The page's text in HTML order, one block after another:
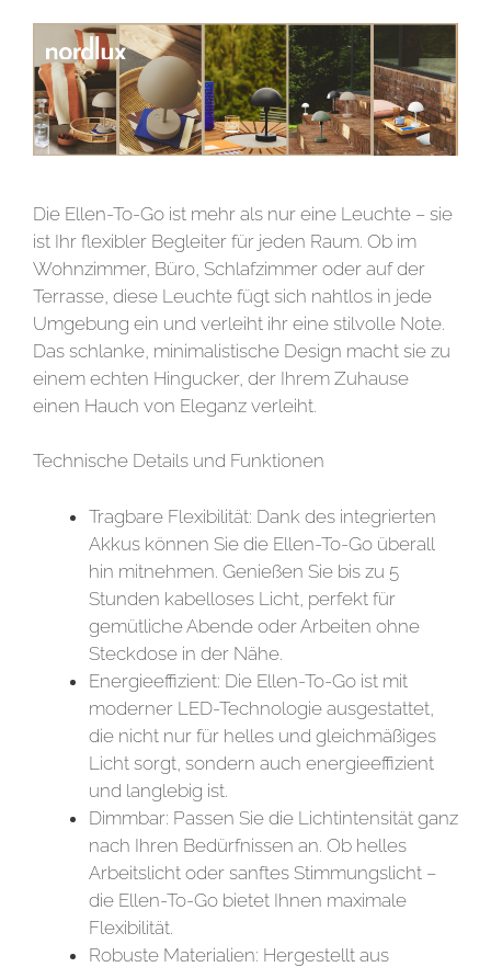
Die Ellen-To-Go ist mehr als nur eine Leuchte – sie
ist Ihr flexibler Begleiter für jeden Raum. Ob im
Wohnzimmer, Büro, Schlafzimmer oder auf der
Terrasse, diese Leuchte fügt sich nahtlos in jede
Umgebung ein und verleiht ihr eine stilvolle Note.
Das schlanke, minimalistische Design macht sie zu
einem echten Hingucker, der Ihrem Zuhause
einen Hauch von Eleganz verleiht.
Technische Details und Funktionen
Tragbare Flexibilität: Dank des integrierten
Akkus können Sie die Ellen-To-Go überall
hin mitnehmen. Genießen Sie bis zu 5
Stunden kabelloses Licht, perfekt für
gemütliche Abende oder Arbeiten ohne
Steckdose in der Nähe.
Energieeffizient: Die Ellen-To-Go ist mit
moderner LED-Technologie ausgestattet,
die nicht nur für helles und gleichmäßiges
Licht sorgt, sondern auch energieeffizient
und langlebig ist.
Dimmbar: Passen Sie die Lichtintensität ganz
nach Ihren Bedürfnissen an. Ob helles
Arbeitslicht oder sanftes Stimmungslicht –
die Ellen-To-Go bietet Ihnen maximale
Flexibilität.
Robuste Materialien: Hergestellt aus